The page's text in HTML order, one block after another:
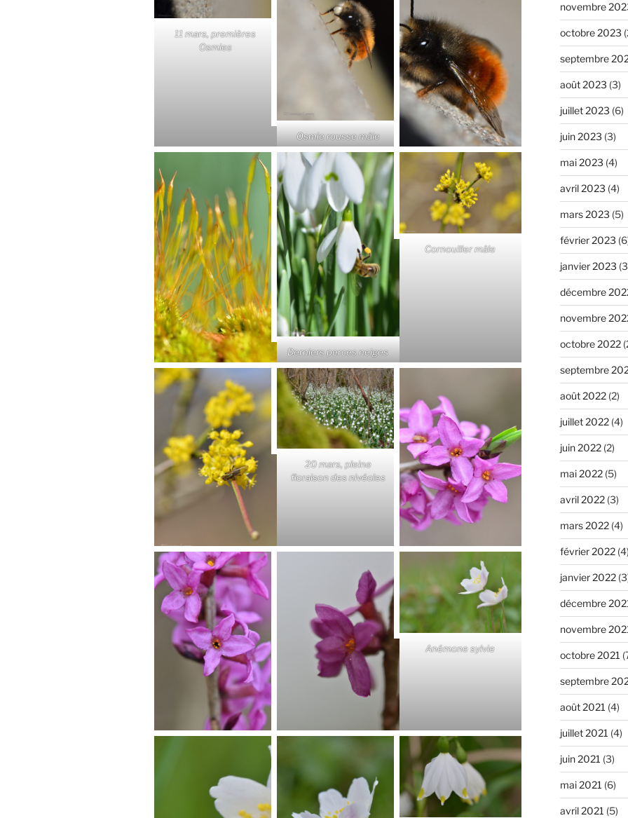
11 mars, premières
Osmies
Osmie rousse mâle
Derniers perces neiges
Cornouiller mâle
20 mars, pleine
floraison des nivéoles
Anémone sylvie
novembre
octobre 2023
septembre
août 2023 (3)
juillet 2023 (6)
juin 2023 (3)
mai 2023 (4)
avril 2023 (4)
mars 2023 (5)
février 2023
janvier 2023
décembre
novembre
octobre 2022
septembre
août 2022(2)
juillet 2022(4)
juin 2022(2)
mai 2022(5)
avril 2022(3)
mars 2022(4)
février 2022(4)
janvier 2022
décembre
novembre
octobre 2021
septembre
août 2021 (4)
juillet 2021 (4)
juin 2021 (3)
mai 2021 (6)
avril 2021 (5)